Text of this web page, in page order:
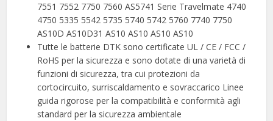
7551 7552 7750 7560 AS5741 Serie Travelmate 4740
4750 5335 5542 5735 5740 5742 5760 7740 7750
AS10D AS10D31 AS10 AS10 AS10 AS10
Tutte le batterie DTK sono certificate UL / CE / FCC /
RoHS per la sicurezza e sono dotate di una varietà di
funzioni di sicurezza, tra cui protezioni da
cortocircuito, surriscaldamento e sovraccarico Linee
guida rigorose per la compatibilità e conformità agli
standard per la sicurezza ambientale